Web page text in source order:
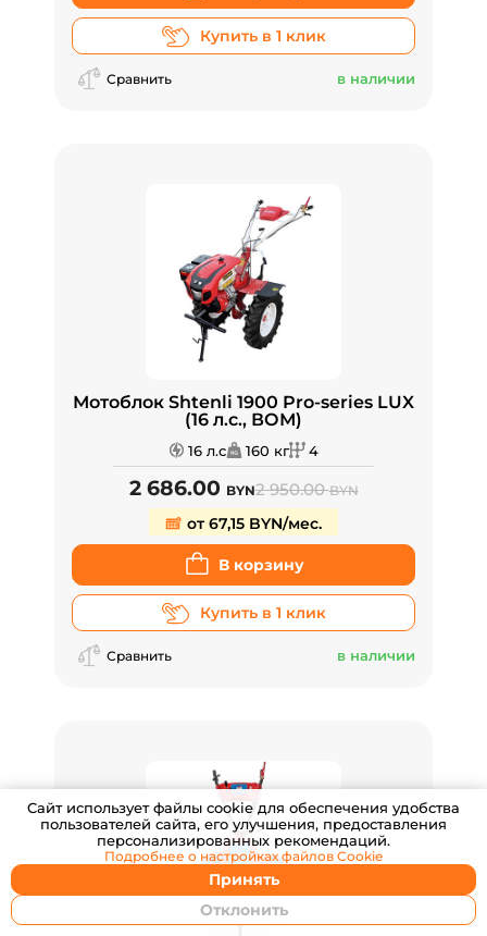
Купить в 1 клик
Сравнить в наличии
Мотоблок Shtenli 1900 Pro-series LUX
(16 л.с., ВОМ)
16 л.с 160 кг 4
2 686.00 BYN2 950.00BYN
от 67,15 BYN/мес.
В корзину
Купить в 1 клик
Сравнить в наличии
Cайт использует файлы cookie для обеспечения удобства
пользователей сайта, его улучшения, предоставления
персонализированных рекомендаций.
Принять
Отклонить
Подробнее о настройкахфайлов Cookie